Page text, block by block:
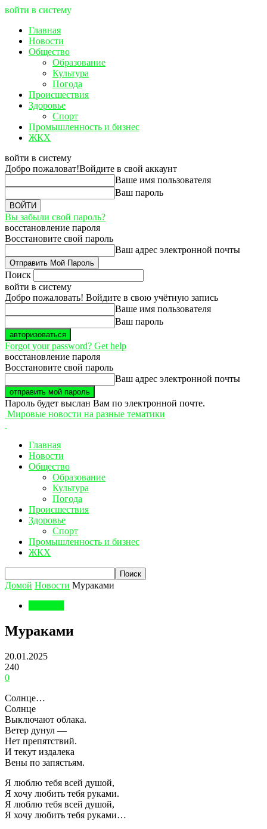
войти в систему
Главная
Новости
Общество
Образование
Культура
Погода
Происшествия
Здоровье
Спорт
Промышленность и бизнес
ЖКХ
войти в систему
Добро пожаловат!Войдите в свой аккаунт
Ваше имя пользователя
Ваш пароль
Вы забыли свой пароль?
восстановление пароля
Восстановите свой пароль
Ваш адрес электронной почты
Поиск
войти в систему
Добро пожаловать! Войдите в свою учётную запись
Ваше имя пользователя
Ваш пароль
Forgot your password? Get help
восстановление пароля
Восстановите свой пароль
Ваш адрес электронной почты
Пароль будет выслан Вам по электронной почте.
Мировые новости на разные тематики
Главная
Новости
Общество
Образование
Культура
Погода
Происшествия
Здоровье
Спорт
Промышленность и бизнес
ЖКХ
Домой Новости Мураками
Мураками
20.01.2025
240
0
Солнце…
Солнце
Выключают облака.
Ветер дунул —
Нет препятствий.
И текут издалека
Вены по запястьям.
Я люблю тебя всей душой,
Я хочу любить тебя руками.
Я люблю тебя всей душой,
Я хочу любить тебя руками…